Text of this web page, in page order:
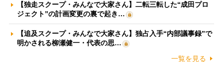
【独走スクープ・みんなで大家さん】二転三転した“成田プロ
ジェクト”の計画変更の裏で起き…
【追及スクープ・みんなで大家さん】独占入手“内部議事録”で
明かされる柳瀬健一・代表の思…
一覧を見る